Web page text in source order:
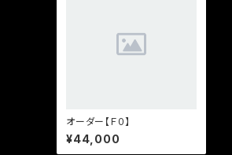
オーダー【Ｆ０】
¥44,000